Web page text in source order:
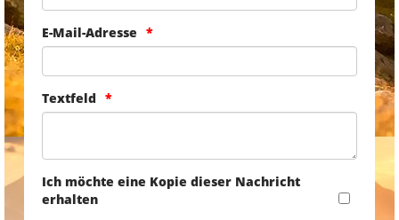
E-Mail-Adresse
Textfeld
Ich möchte eine Kopie dieser Nachricht
erhalten